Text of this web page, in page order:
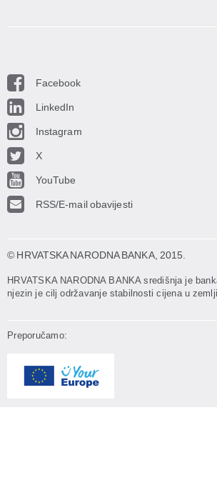
Facebook
LinkedIn
Instagram
X
YouTube
RSS/E-mail obavijesti
© HRVATSKA NARODNA BANKA, 2015.
HRVATSKA NARODNA BANKA središnja je
njezin je cilj održavanje stabilnosti cijena u
Preporučamo: